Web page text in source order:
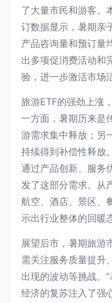
了大量市民和游客。
订数据显示，暑期亲
产品咨询量和预订量
出多项促消费活动和
验，进一步激活市场
旅游ETF的强劲上涨
一方面，暑期历来是
游需求集中释放；另
持续得到补偿性释放
通过产品创新、服务
发了这部分需求。从
航空、酒店、景区、
示出行业整体的回暖
展望后市，暑期旅游
需关注服务质量提升
出现的波动等挑战。
经济的复苏注入了强